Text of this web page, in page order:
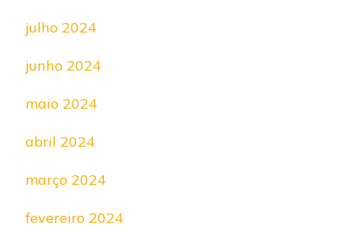
julho 2024
junho 2024
maio 2024
abril 2024
março 2024
fevereiro 2024